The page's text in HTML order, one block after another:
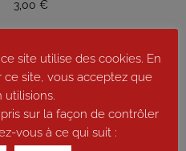
3,00 €
site utilise des cookies. En
site, vous acceptez que
utilisions.
sur la façon de contrôler
vous à ce qui suit :